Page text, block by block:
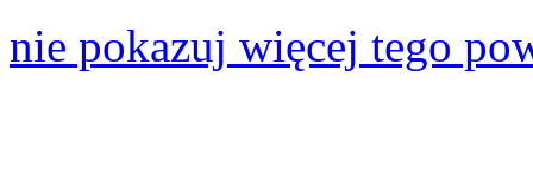
nie pokazuj więcej tego